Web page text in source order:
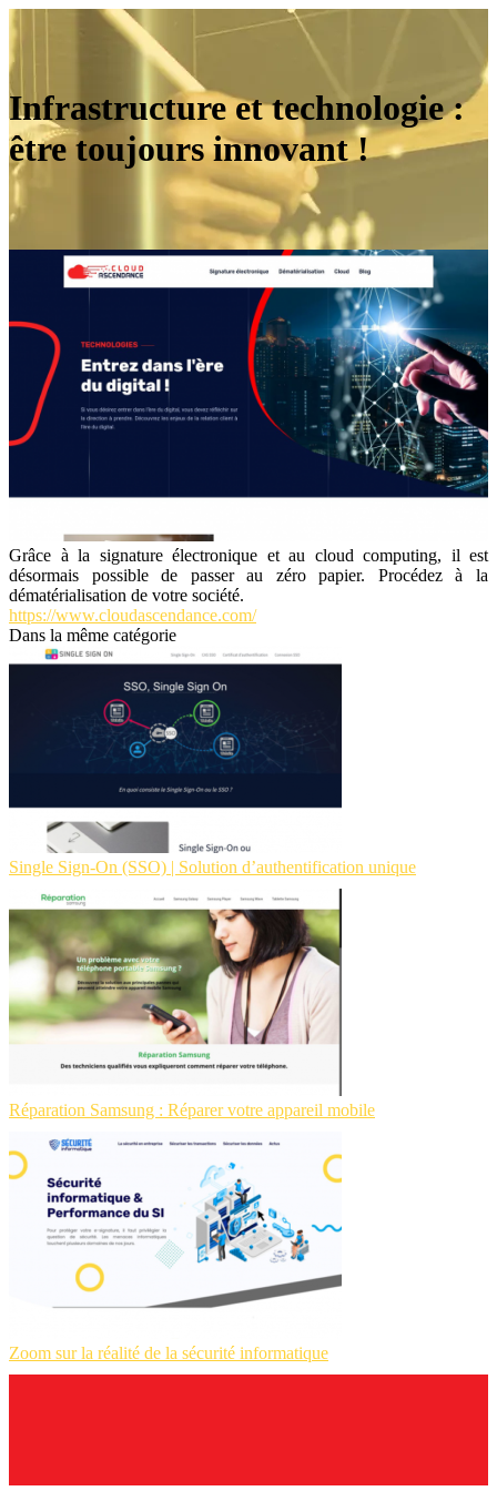
Infrastructure et technologie :
être toujours innovant !
Grâce à la signature électronique et au cloud computing, il est
désormais possible de passer au zéro papier. Procédez à la
dématérialisation de votre société.
https://www.cloudascendance.com/
Dans la même catégorie
Single Sign-On (SSO) | Solution d’authentification unique
Réparation Samsung : Réparer votre appareil mobile
Zoom sur la réalité de la sécurité informatique